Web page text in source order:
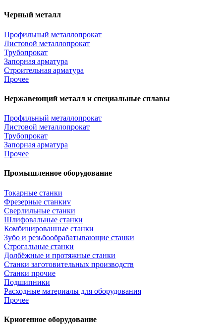
Черный металл
Профильный металлопрокат
Листовой металлопрокат
Трубопрокат
Запорная арматура
Строительная арматура
Прочее
Нержавеющий металл и специальные сплавы
Профильный металлопрокат
Листовой металлопрокат
Трубопрокат
Запорная арматура
Прочее
Промышленное оборудование
Токарные станки
Фрезерные станкиv
Сверлильные станки
Шлифовальные станки
Комбинированные станки
Зубо и резьбообрабатывающие станки
Строгальные станки
Долбёжные и протяжные станки
Станки заготовительных производств
Станки прочие
Подшипники
Расходные материалы для оборудования
Прочее
Криогенное оборудование